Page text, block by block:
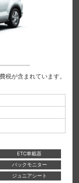
が含まれています。
ETC車載器
バックモニター
ジュニアシート